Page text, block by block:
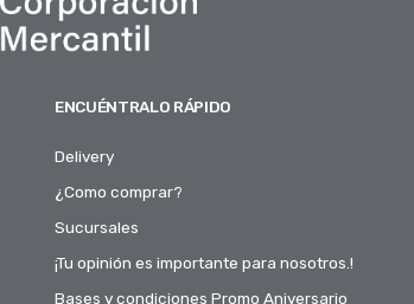
ENCUÉNTRALO RÁPIDO
Delivery
¿Como comprar?
Sucursales
¡Tu opinión es importante para nosotros.!
Bases y condiciones Promo Aniversario